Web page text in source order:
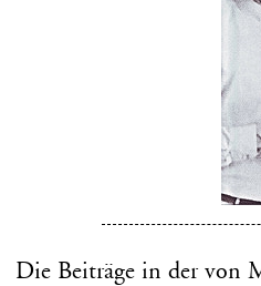
Die Beiträge in der von